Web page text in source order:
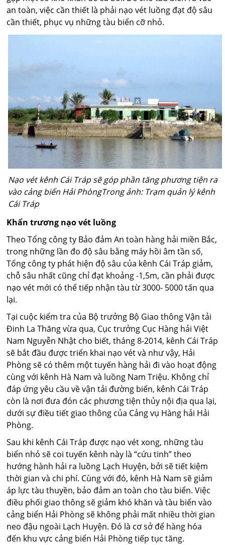
an toàn, việc cần thiết là phải nạo vét luồng đạt độ sâu
cần thiết, phục vụ những tàu biển cỡ nhỏ.
Nạo vét kênh Cái Tráp sẽ góp phần tăng phương tiện ra
vào cảng biển Hải PhòngTrong ảnh: Trạm quản lý kênh
Cái Tráp
Khẩn trương nạo vét luồng
Theo Tổng công ty Bảo đảm An toàn hàng hải miền Bắc,
trong những lần đo độ sâu bằng máy hồi âm tần số,
Tổng công ty phát hiện độ sâu của kênh Cái Tráp giảm,
chỗ sâu nhất cũng chỉ đạt khoảng -1,5m, cần phải được
nạo vét mới có thể tiếp nhận tàu từ 3000- 5000 tấn qua
lại.
Tại cuộc kiểm tra của Bộ trưởng Bộ Giao thông Vận tải
Đinh La Thăng vừa qua, Cục trưởng Cục Hàng hải Việt
Nam Nguyễn Nhật cho biết, tháng 8-2014, kênh Cái Tráp
sẽ bắt đầu được triển khai nạo vét và như vậy, Hải
Phòng sẽ có thêm một tuyến hàng hải đi vào hoạt động
cùng với kênh Hà Nam và luồng Nam Triệu. Không chỉ
đáp ứng yêu cầu về vận tải đường biển, kênh Cái Tráp
còn là nơi đưa đón các phương tiện thủy nội địa qua lại,
dưới sự điều tiết giao thông của Cảng vụ Hàng hải Hải
Phòng.
Sau khi kênh Cái Tráp được nạo vét xong, những tàu
biển nhỏ sẽ coi tuyến kênh này là “cứu tinh” theo
hướng hành hải ra luồng Lạch Huyện, bởi sẽ tiết kiệm
thời gian và chi phí. Cùng với đó, kênh Hà Nam sẽ giảm
áp lực tàu thuyền, bảo đảm an toàn cho tàu biển. Việc
điều phối giao thông sẽ giảm khó khăn và tàu biển vào
cảng biển Hải Phòng sẽ không phải mất nhiều thời gian
neo đậu ngoài Lạch Huyện. Đó là cơ sở để hàng hóa
đến khu vực cảng biển Hải Phòng tiếp tục tăng.